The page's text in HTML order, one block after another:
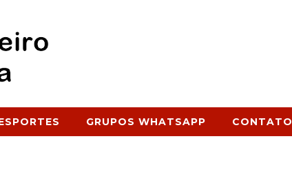
GRUPOS WHATSAPP CONTATO